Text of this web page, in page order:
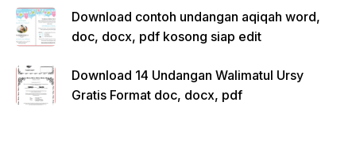
Download contoh undangan aqiqah word,
doc, docx, pdf kosong siap edit
Download 14 Undangan Walimatul Ursy
Gratis Format doc, docx, pdf